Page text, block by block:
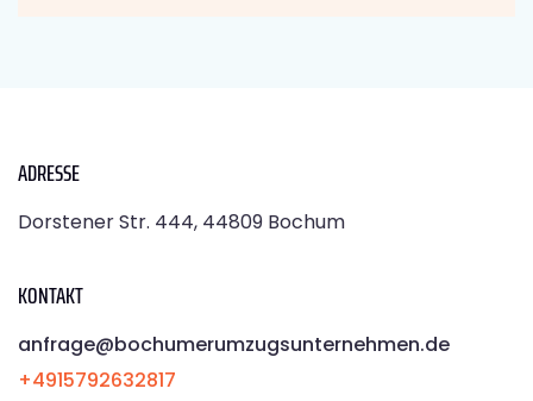
ADRESSE
Dorstener Str. 444, 44809 Bochum
KONTAKT
anfrage@bochumerumzugsunternehmen.de
+4915792632817